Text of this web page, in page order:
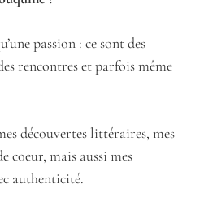
passion : ce sont des
rencontres et parfois même
découvertes littéraires, mes
coeur, mais aussi mes
authenticité.